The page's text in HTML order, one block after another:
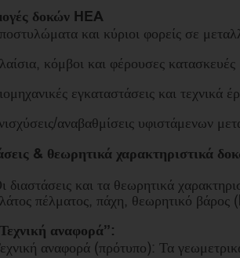
δοκών HEA
και κύριοι φορείς σε
κόμβοι και φέρουσες κατασκευές
εγκαταστάσεις και τεχνικά
αναβαθμίσεις υφιστάμενων
& θεωρητικά χαρακτηριστικά
διαστάσεις και τα θεωρητικά
πέλματος, πάχη, θεωρητικό
αναφορά”:
αναφορά (πρότυπο): Τα